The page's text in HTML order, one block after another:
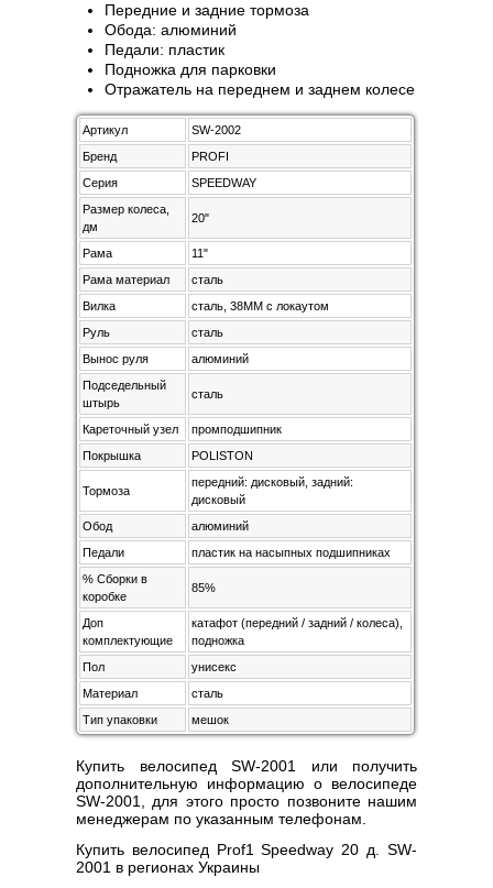
Передние и задние тормоза
Обода: алюминий
Педали: пластик
Подножка для парковки
Отражатель на переднем и заднем колесе
Артикул
SW-2002
Бренд
PROFI
Серия
SPEEDWAY
Размер колеса,
дм
20"
Рама
11"
Рама материал
сталь
Вилка
сталь, 38MM с локаутом
Руль
сталь
Вынос руля
алюминий
Подседельный
штырь
сталь
Кареточный узел
промподшипник
Покрышка
POLISTON
Тормоза
передний: дисковый, задний:
дисковый
Обод
алюминий
Педали
пластик на насыпных подшипниках
% Сборки в
коробке
85%
Доп
комплектующие
катафот (передний / задний / колеса),
подножка
Пол
унисекс
Материал
сталь
Тип упаковки
мешок
Купить велосипед SW-2001 или получить
дополнительную информацию о велосипеде
SW-2001, для этого просто позвоните нашим
менеджерам по указанным телефонам.
Купить велосипед Prof1 Speedway 20 д. SW-
2001 в регионах Украины